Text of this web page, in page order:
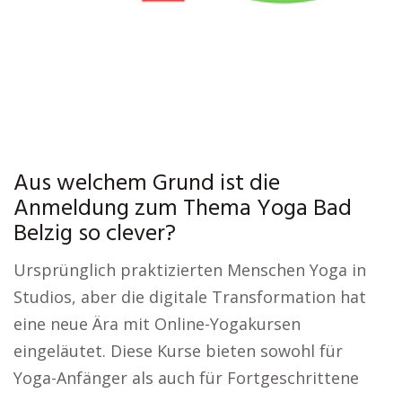
Aus welchem Grund ist die
Anmeldung zum Thema Yoga Bad
Belzig so clever?
Ursprünglich praktizierten Menschen Yoga in
Studios, aber die digitale Transformation hat
eine neue Ära mit Online-Yogakursen
eingeläutet. Diese Kurse bieten sowohl für
Yoga-Anfänger als auch für Fortgeschrittene